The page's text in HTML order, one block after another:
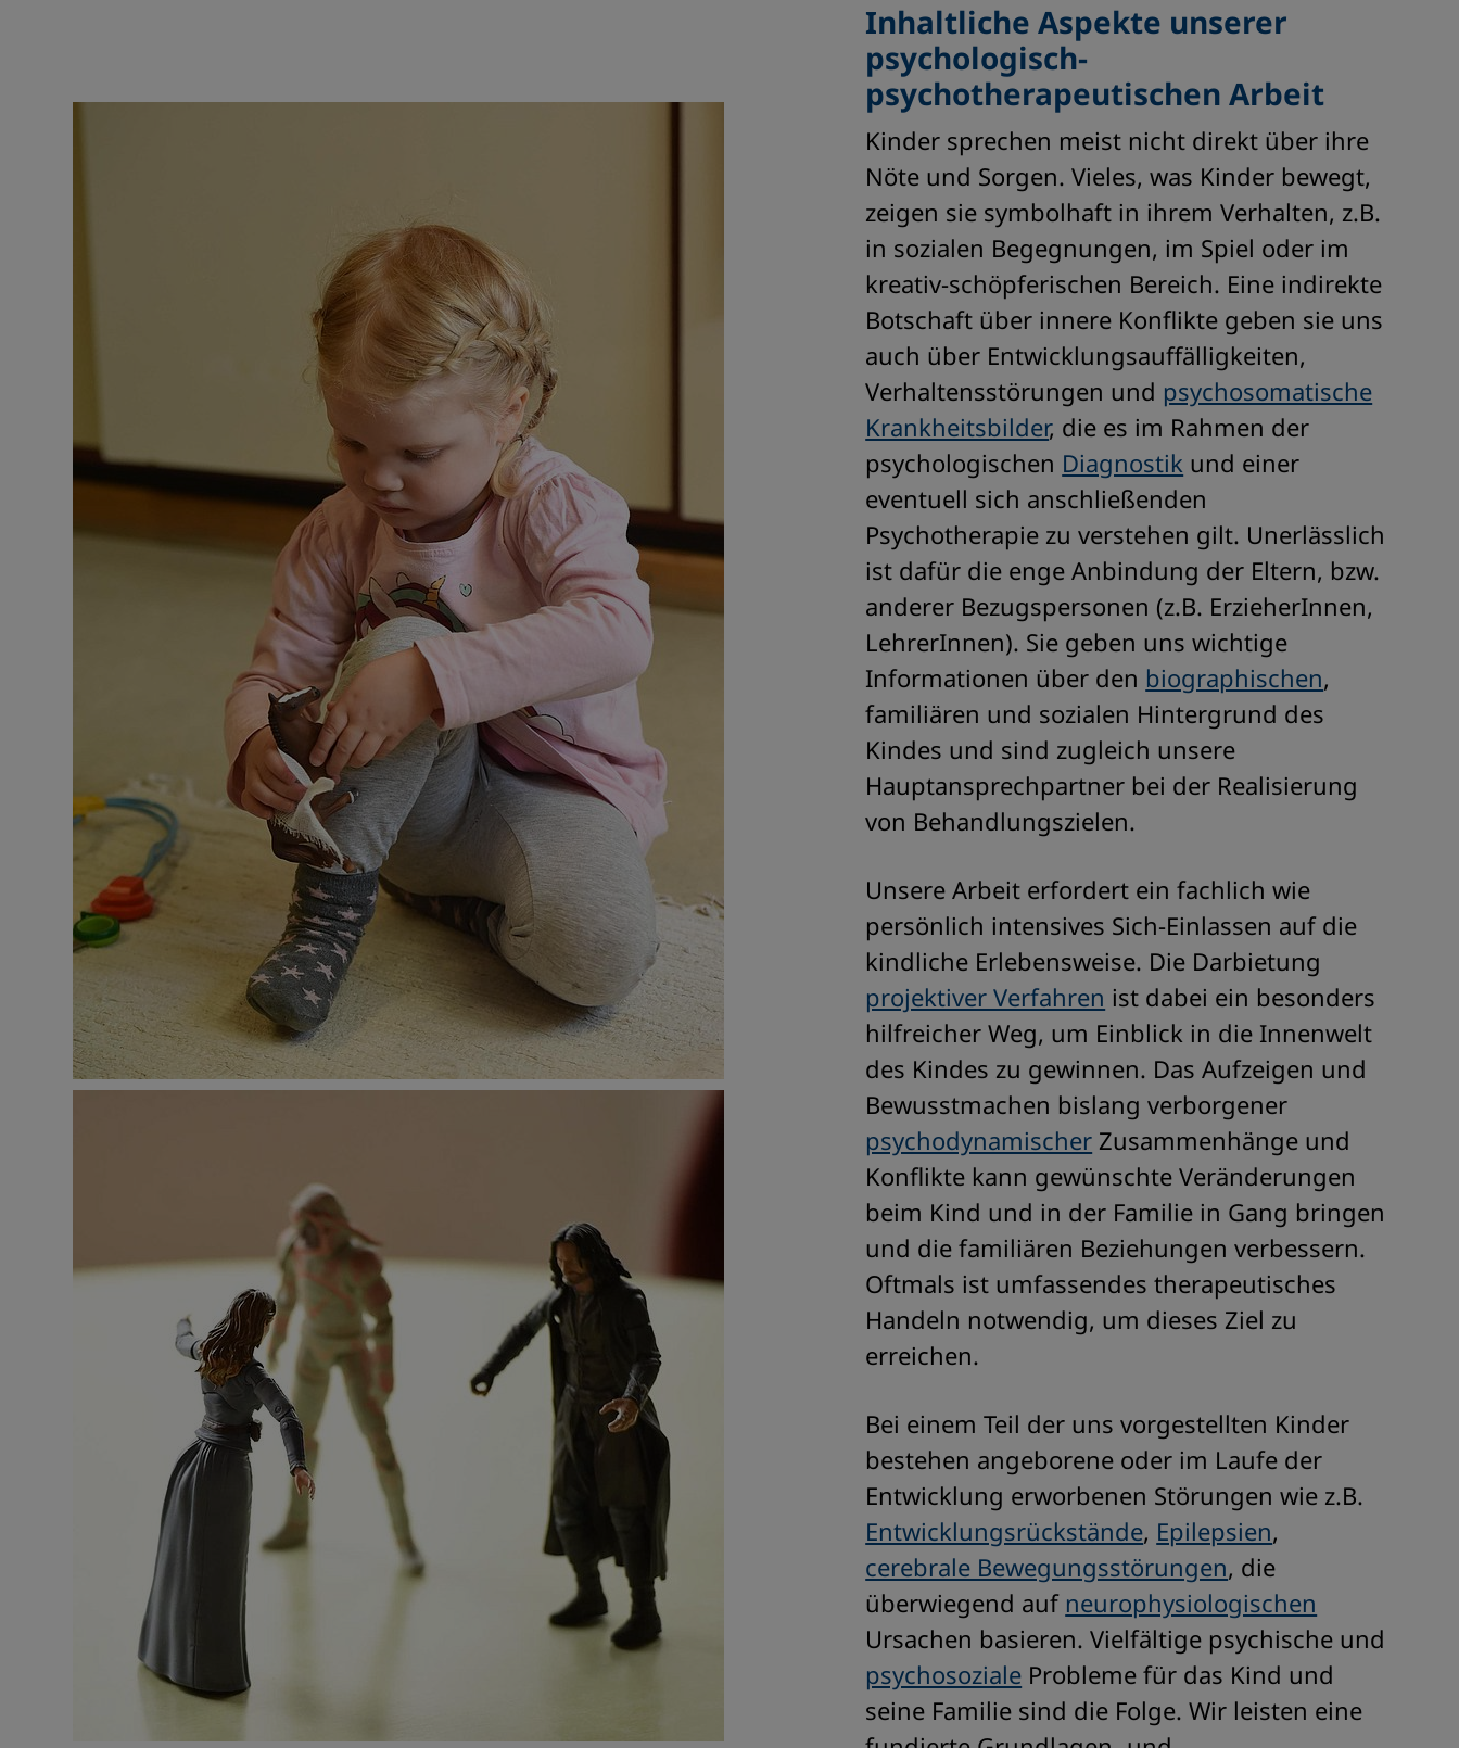
Inhaltliche Aspekte unserer
psychologisch-
psychotherapeutischen Arbeit
Kinder sprechen meist nicht direkt über ihre
Nöte und Sorgen. Vieles, was Kinder bewegt,
zeigen sie symbolhaft in ihrem Verhalten, z.B.
in sozialen Begegnungen, im Spiel oder im
kreativ-schöpferischen Bereich. Eine indirekte
Botschaft über innere Konflikte geben sie uns
auch über Entwicklungsauffälligkeiten,
Verhaltensstörungen und psychosomatische
Krankheitsbilder, die es im Rahmen der
psychologischen Diagnostik und einer
eventuell sich anschließenden
Psychotherapie zu verstehen gilt. Unerlässlich
ist dafür die enge Anbindung der Eltern, bzw.
anderer Bezugspersonen (z.B. ErzieherInnen,
LehrerInnen). Sie geben uns wichtige
Informationen über den biographischen,
familiären und sozialen Hintergrund des
Kindes und sind zugleich unsere
Hauptansprechpartner bei der Realisierung
von Behandlungszielen.
Unsere Arbeit erfordert ein fachlich wie
persönlich intensives Sich-Einlassen auf die
kindliche Erlebensweise. Die Darbietung
projektiver Verfahren ist dabei ein besonders
hilfreicher Weg, um Einblick in die Innenwelt
des Kindes zu gewinnen. Das Aufzeigen und
Bewusstmachen bislang verborgener
psychodynamischer Zusammenhänge und
Konflikte kann gewünschte Veränderungen
beim Kind und in der Familie in Gang bringen
und die familiären Beziehungen verbessern.
Oftmals ist umfassendes therapeutisches
Handeln notwendig, um dieses Ziel zu
erreichen.
Bei einem Teil der uns vorgestellten Kinder
bestehen angeborene oder im Laufe der
Entwicklung erworbenen Störungen wie z.B.
Entwicklungsrückstände, Epilepsien,
cerebrale Bewegungsstörungen, die
überwiegend auf neurophysiologischen
Ursachen basieren. Vielfältige psychische und
psychosoziale Probleme für das Kind und
seine Familie sind die Folge. Wir leisten eine